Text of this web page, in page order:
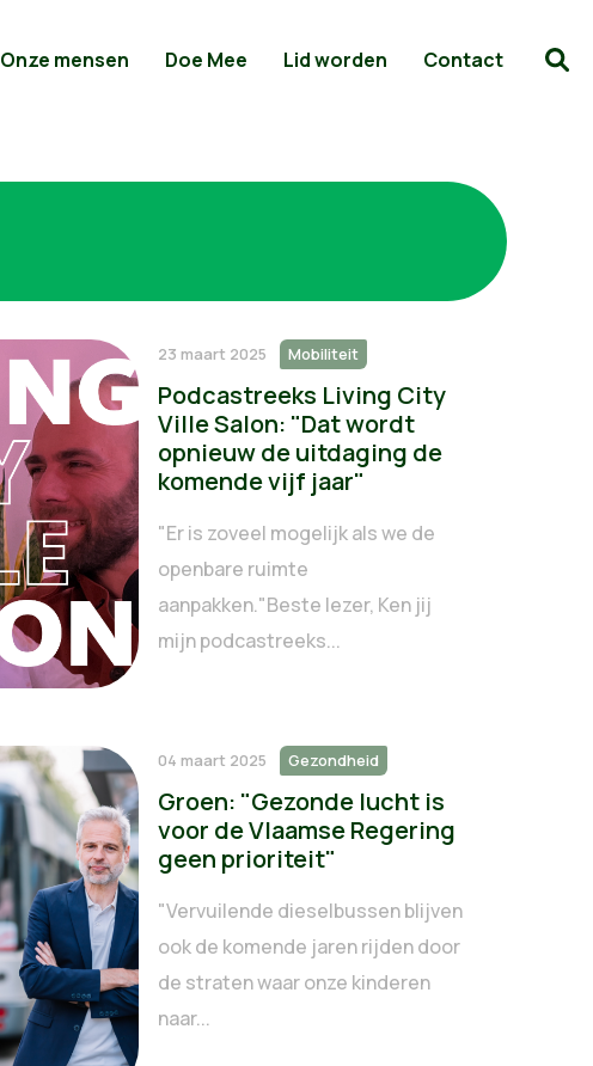
Onze mensen Doe Mee Lid worden Contact
23 maart 2025 Mobiliteit
Podcastreeks Living City
Ville Salon: "Dat wordt
opnieuw de uitdaging de
komende vijf jaar"
"Er is zoveel mogelijk als we de
openbare ruimte
aanpakken."Beste lezer, Ken jij
mijn podcastreeks...
04 maart 2025 Gezondheid
Groen: "Gezonde lucht is
voor de Vlaamse Regering
geen prioriteit"
"Vervuilende dieselbussen blijven
ook de komende jaren rijden door
de straten waar onze kinderen
naar...